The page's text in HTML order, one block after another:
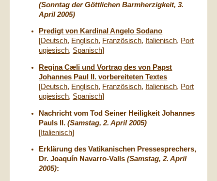
(Sonntag der Göttlichen Barmherzigkeit, 3.
April 2005)
Predigt von Kardinal Angelo Sodano
[Deutsch, Englisch, Französisch, Italienisch, Port
ugiesisch, Spanisch]
Regina Cæli und Vortrag des von Papst
Johannes Paul II. vorbereiteten Textes
[Deutsch, Englisch, Französisch, Italienisch, Port
ugiesisch, Spanisch]
Nachricht vom Tod Seiner Heiligkeit Johannes
Pauls II.(Samstag, 2. April 2005)
[ Italienisch]
Erklärung des Vatikanischen Pressesprechers,
Dr. Joaquín Navarro-Valls(Samstag, 2. April
2005):